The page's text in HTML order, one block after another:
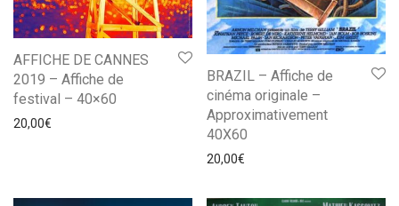
AFFICHE DE CANNES
2019 – Affiche de
festival – 40×60
20,00€
BRAZIL – Affiche de
cinéma originale –
Approximativement
40X60
20,00€